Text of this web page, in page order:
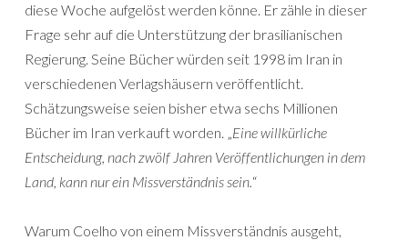
diese Woche aufgelöst werden könne. Er zähle in dieser
Frage sehr auf die Unterstützung der brasilianischen
Regierung. Seine Bücher würden seit 1998 im Iran in
verschiedenen Verlagshäusern veröffentlicht.
Schätzungsweise seien bisher etwa sechs Millionen
Bücher im Iran verkauft worden. „Eine willkürliche
Entscheidung, nach zwölf Jahren Veröffentlichungen in dem
Land, kann nur ein Missverständnis sein.“
Warum Coelho von einem Missverständnis ausgeht,